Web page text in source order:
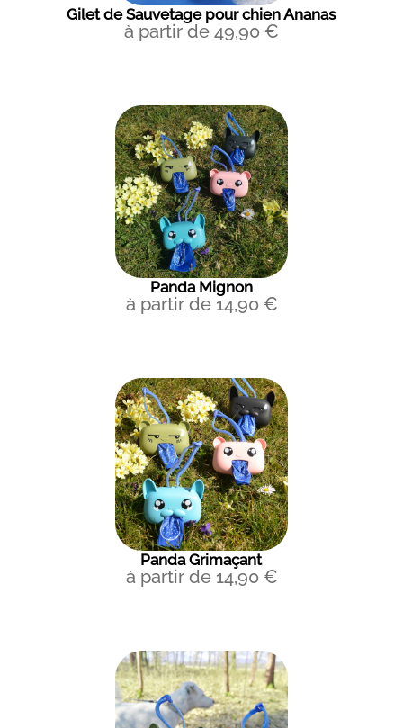
Gilet de Sauvetage pour chien Ananas
à partir de 49,90 €
Panda Mignon
à partir de 14,90 €
Panda Grimaçant
à partir de 14,90 €